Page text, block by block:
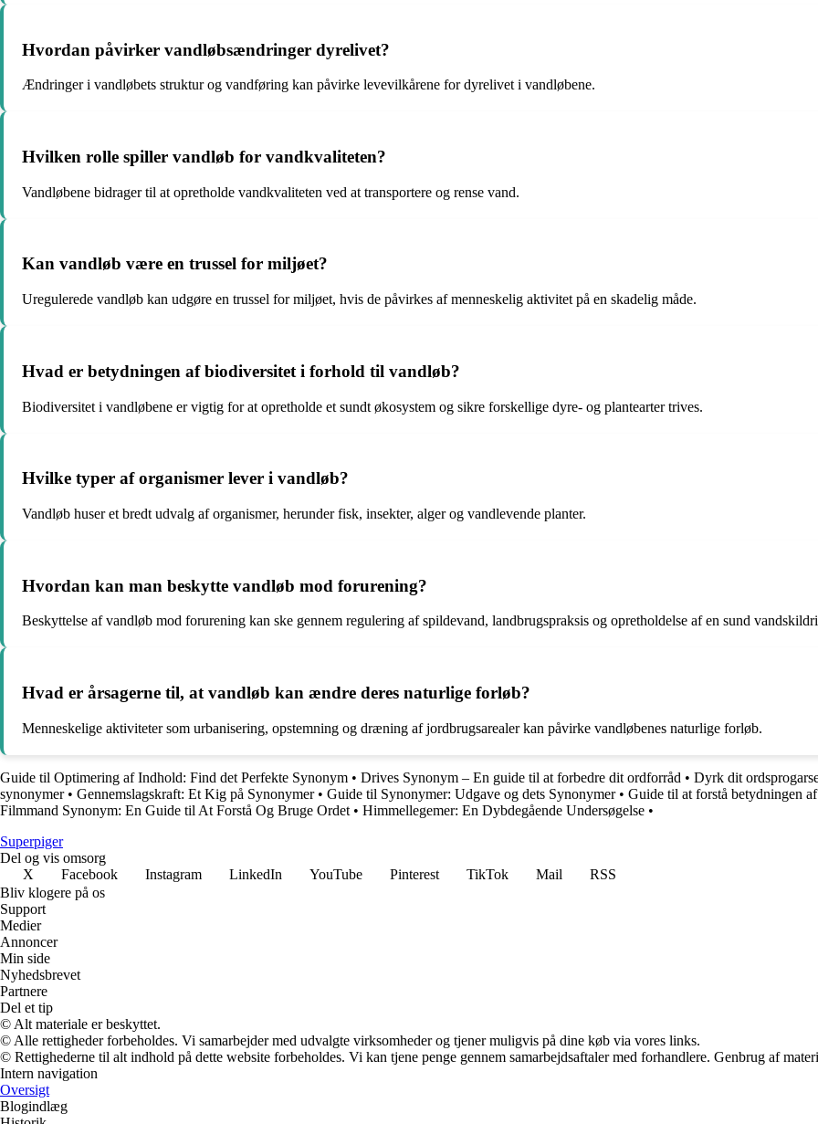
Hvordan påvirker vandløbsændringer dyrelivet?
Ændringer i vandløbets struktur og vandføring kan påvirke levevilkårene for dyrelivet i vandløbene.
Hvilken rolle spiller vandløb for vandkvaliteten?
Vandløbene bidrager til at opretholde vandkvaliteten ved at transportere og rense vand.
Kan vandløb være en trussel for miljøet?
Uregulerede vandløb kan udgøre en trussel for miljøet, hvis de påvirkes af menneskelig aktivitet på en skadelig måde.
Hvad er betydningen af biodiversitet i forhold til vandløb?
Biodiversitet i vandløbene er vigtig for at opretholde et sundt økosystem og sikre forskellige dyre- og plantearter trives.
Hvilke typer af organismer lever i vandløb?
Vandløb huser et bredt udvalg af organismer, herunder fisk, insekter, alger og vandlevende planter.
Hvordan kan man beskytte vandløb mod forurening?
Beskyttelse af vandløb mod forurening kan ske gennem regulering af spildevand, landbrugspraksis og opretholdelse af en sund
Hvad er årsagerne til, at vandløb kan ændre deres naturlige forløb?
Menneskelige aktiviteter som urbanisering, opstemning og dræning af jordbrugsarealer kan påvirke vandløbenes naturlige forløb.
Guide til Optimering af Indhold: Find det Perfekte Synonym • Drives Synonym – En guide til at forbedre dit ordforråd • Dyrk dit
synonymer• Gennemslagskraft: Et Kig på Synonymer• Guide til Synonymer: Udgave og dets Synonymer• Guide til at forstå betydningen
Filmmand Synonym: En Guide til At Forstå Og Bruge Ordet • Himmellegemer: En Dybdegående Undersøgelse •
Superpiger
Del og vis omsorg
X
Facebook Instagram LinkedIn YouTube Pinterest TikTok Mail
RSS
Bliv klogere på os
Support
Medier
Annoncer
Min side
Nyhedsbrevet
Partnere
Del et tip
© Alt materiale er beskyttet.
© Alle rettigheder forbeholdes. Vi samarbejder med udvalgte virksomheder og tjener muligvis på dine køb via vores links.
© Rettighederne til alt indhold på dette website forbeholdes. Vi kan tjene penge gennem samarbejdsaftaler med forhandlere. Genbrug af
Intern navigation
Oversigt
Blogindlæg